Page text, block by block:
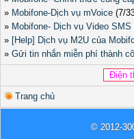
» Mobifone-Dịch vụ mVoice (7/
» Mobifone- Dịch vụ Video SMS
» [Help] Dịch vụ M2U của
» Gửi tin nhắn miễn phí thành
Trang chủ
© 2012-